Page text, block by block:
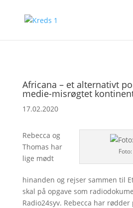
Africana – et alternativt
medie-misrøgtet
17.02.2020
Rebecca og
Thomas har
lige mødt
hinanden og rejser sammen til
skal på opgave som
Radio24syv. Rebecca har